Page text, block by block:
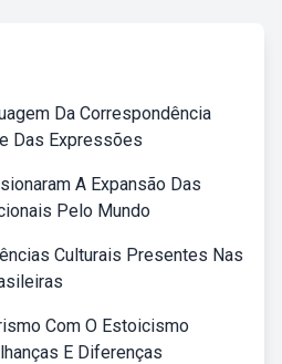
Da Correspondência
Das Expressões
A Expansão Das
Pelo Mundo
Culturais Presentes Nas
Com O Estoicismo
E Diferenças